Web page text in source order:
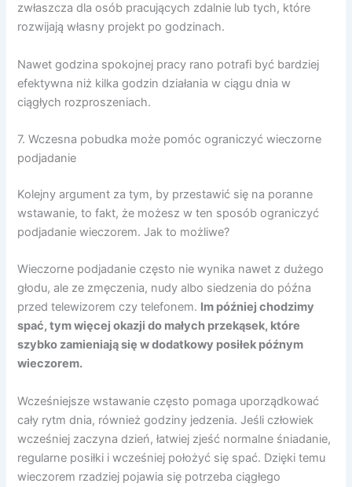
zwłaszcza dla osób pracujących zdalnie lub tych, które
rozwijają własny projekt po godzinach.
Nawet godzina spokojnej pracy rano potrafi być bardziej
efektywna niż kilka godzin działania w ciągu dnia w
ciągłych rozproszeniach.
7. Wczesna pobudka może pomóc ograniczyć wieczorne
podjadanie
Kolejny argument za tym, by przestawić się na poranne
wstawanie, to fakt, że możesz w ten sposób ograniczyć
podjadanie wieczorem. Jak to możliwe?
Wieczorne podjadanie często nie wynika nawet z dużego
głodu, ale ze zmęczenia, nudy albo siedzenia do późna
przed telewizorem czy telefonem. Im później chodzimy
spać, tym więcej okazji do małych przekąsek, które
szybko zamieniają się w dodatkowy posiłek późnym
wieczorem.
Wcześniejsze wstawanie często pomaga uporządkować
cały rytm dnia, również godziny jedzenia. Jeśli człowiek
wcześniej zaczyna dzień, łatwiej zjeść normalne śniadanie,
regularne posiłki i wcześniej położyć się spać. Dzięki temu
wieczorem rzadziej pojawia się potrzeba ciągłego